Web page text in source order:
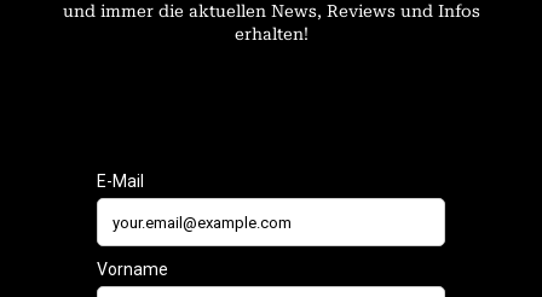
und immer die aktuellen News, Reviews und Infos
erhalten!